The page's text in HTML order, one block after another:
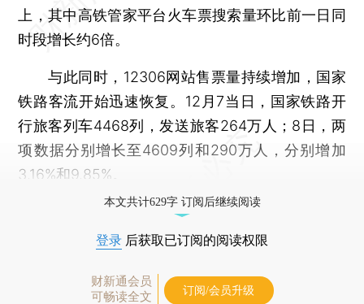
上，其中高铁管家平台火车票搜索量环比前一日同
时段增长约6倍。
与此同时，12306网站售票量持续增加，国家
铁路客流开始迅速恢复。12月7当日，国家铁路开
行旅客列车4468列，发送旅客264万人；8日，两
项数据分别增长至4609列和290万人，分别增加
3.16%和9.85%。
本文共计629字 订阅后继续阅读
登录 后获取已订阅的阅读权限
财新通会员
可畅读全文
订阅/会员升级